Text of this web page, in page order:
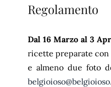
Regolamento
Dal 16 Marzo al 3
ricette preparate con
e almeno due foto